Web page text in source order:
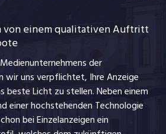
einem qualitativen Auftritt
der
wir uns verpflichtet, Ihre Anzeige
beste Licht zu stellen. Neben einem
einer hochstehenden Technologie
bei Einzelanzeigen ein